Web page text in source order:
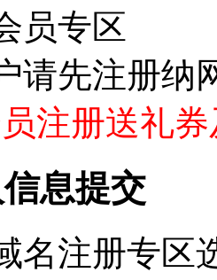
员专区
请先注册纳
员注册送礼
息提交
名注册专区